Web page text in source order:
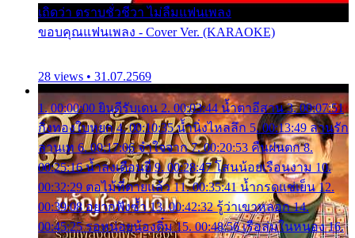
เถิดว่า ตราบชั่วชีวา ไม่ลืมแฟนเพลง
ขอบคุณแฟนเพลง - Cover Ver. (KARAOKE)
28 views • 31.07.2569
1. 00:00:00 ยินดีรับเดน 2. 00:03:44 น้ำตาอีสาน 3. 00:07:51
กิ่งทองใบหยก 4. 00:10:35 น้ำนิ่งไหลลึก 5. 00:13:49 ลานรัก
ลานเท 6. 00:17:06 จำใจจาก 7. 00:20:53 คืนฝนตก 8.
00:25:16 น้ำลงเดือนยี่ 9. 00:28:47 โสนน้อยเรือนงาม 10.
00:32:29 ตอไม้ที่ตายแล้ว 11. 00:35:41 น้ำกรดแช่เย็น 12.
00:39:08 อยากฟังซ้ำ 13. 00:42:32 รู้ว่าเขาหลอก 14.
00:45:25 รอหน่อยน้องติ๋ม 15. 00:48:56 เรือล่มในหนอง 16.